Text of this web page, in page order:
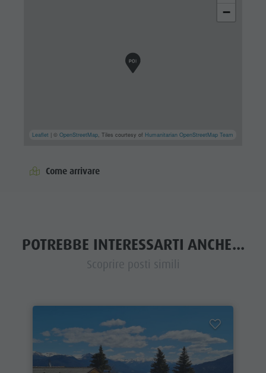
−
Leaflet | ©OpenStreetMap, Tiles courtesy of Humanitarian OpenStreetMap Team
Come arrivare
POTREBBE INTERESSARTI ANCHE...
Scoprire posti simili